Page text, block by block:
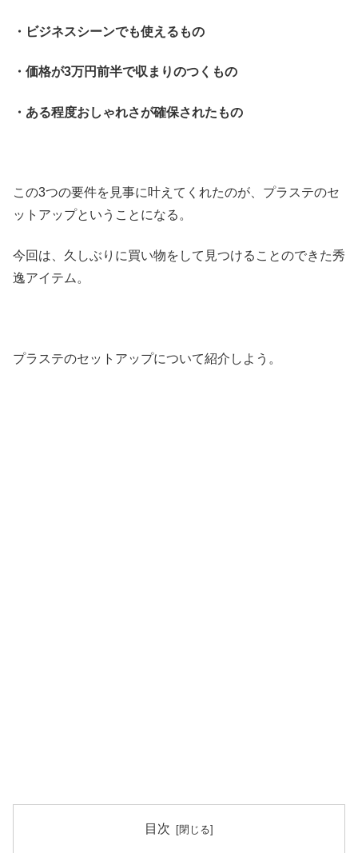
・ビジネスシーンでも使えるもの
・価格が3万円前半で収まりのつくもの
・ある程度おしゃれさが確保されたもの
この3つの要件を見事に叶えてくれたのが、プラステのセ
ットアップということになる。
今回は、久しぶりに買い物をして見つけることのできた秀
逸アイテム。
プラステのセットアップについて紹介しよう。
目次